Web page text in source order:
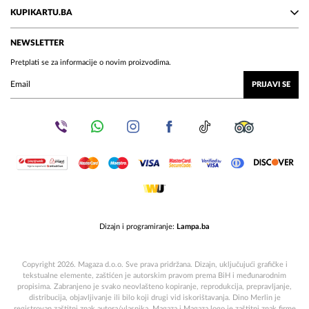
Nas I ubuduce obradujete novim izdanjima cd
KUPIKARTU.BA
NEWSLETTER
Pretplati se za informacije o novim proizvodima.
PRIJAVI SE
Dizajn i programiranje: Lampa.ba
Copyright 2026. Magaza d.o.o. Sve prava pridržana. Dizajn, uključujući grafičke i
tekstualne elemente, zaštićen je autorskim pravom prema BiH i međunarodnim
propisima. Zabranjeno je svako neovlašteno kopiranje, reprodukcija, prepravljanje,
distribucija, objavljivanje ili bilo koji drugi vid iskorištavanja. Dino Merlin je